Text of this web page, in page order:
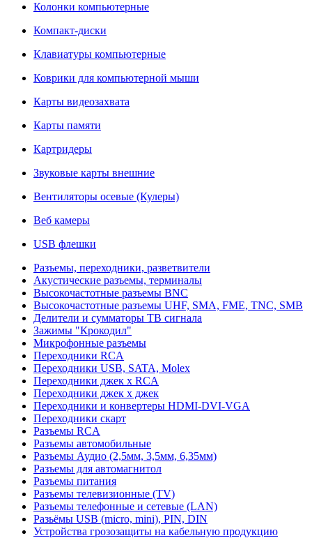
Колонки компьютерные
Компакт-диски
Клавиатуры компьютерные
Коврики для компьютерной мыши
Карты видеозахвата
Карты памяти
Картридеры
Звуковые карты внешние
Вентиляторы осевые (Кулеры)
Веб камеры
USB флешки
Разъемы, переходники, разветвители
Акустические разъемы, терминалы
Высокочастотные разъемы BNC
Высокочастотные разъемы UHF, SMA, FME, TNC, SMB
Делители и сумматоры ТВ сигнала
Зажимы "Крокодил"
Микрофонные разъемы
Переходники RCA
Переходники USB, SATA, Molex
Переходники джек х RCA
Переходники джек х джек
Переходники и конвертеры HDMI-DVI-VGA
Переходники скарт
Разъемы RCA
Разъемы автомобильные
Разъемы Аудио (2,5мм, 3,5мм, 6,35мм)
Разъемы для автомагнитол
Разъемы питания
Разъемы телевизионные (TV)
Разъемы телефонные и сетевые (LAN)
Разьёмы USB (micro, mini), PIN, DIN
Устройства грозозащиты на кабельную продукцию